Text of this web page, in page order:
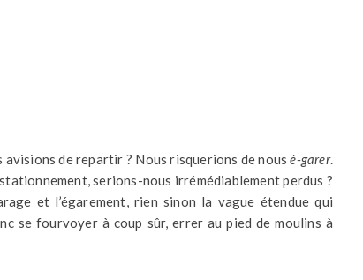
avisions de repartir ? Nous risquerions de nousé-garer.
serions-nous irrémédiablement perdus ?
et l’égarement, rien sinon la vague étendue qui
se fourvoyer à coup sûr, errer au pied de moulins à